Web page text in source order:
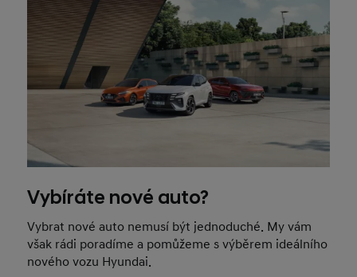
Vybíráte nové auto?
Vybrat nové auto nemusí být jednoduché. My vám
však rádi poradíme a pomůžeme s výběrem ideálního
nového vozu Hyundai.